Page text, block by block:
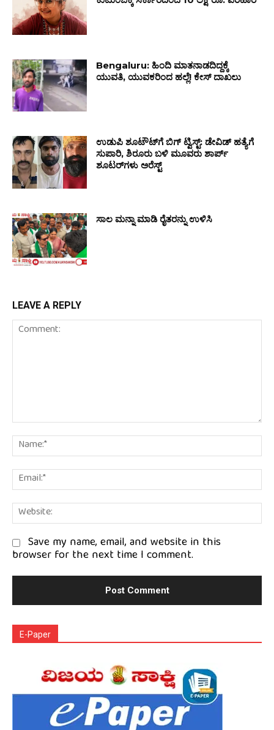
Bengaluru: ಹಿಂದಿ ಮಾತನಾಡದಿದ್ದಕ್ಕೆ
ಯುವತಿ, ಯುವಕರಿಂದ ಹಲ್ಲೆ! ಕೇಸ್ ದಾಖಲು
ಉಡುಪಿ ಶೂಟೌಟ್‌ಗೆ ಬಿಗ್ ಟ್ವಿಸ್ಟ್: ಡೇವಿಡ್ ಹತ್ಯೆಗೆ
ಸುಪಾರಿ, ಶಿರೂರು ಬಳಿ ಮೂವರು ಶಾರ್ಪ್
ಶೂಟರ್‌ಗಳು ಅರೆಸ್ಟ್
ಸಾಲ ಮನ್ನಾ ಮಾಡಿ ರೈತರನ್ನು ಉಳಿಸಿ
LEAVE A REPLY
Comment:
Save my name, email, and website in this
browser for the next time I comment.
E-Paper